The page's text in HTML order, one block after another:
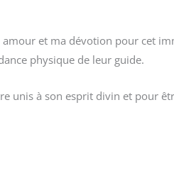
et ma dévotion pour cet
physique de leur guide.
unis à son esprit divin et pour